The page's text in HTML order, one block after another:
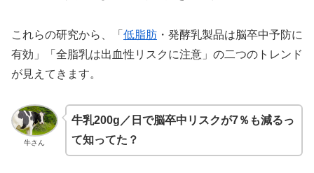
これらの研究から、「 低脂肪 ・発酵乳製品は脳卒中予防に
有効」「全脂乳は出血性リスクに注意」の二つのトレンド
が見えてきます。
牛さん
牛乳200g／日で脳卒中リスクが7％も減るっ
て知ってた？